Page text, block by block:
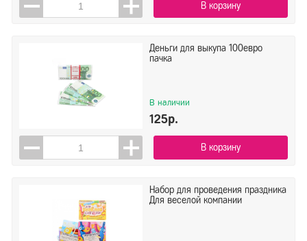
В корзину
Деньги для выкупа 100евро
пачка
В наличии
125р.
В корзину
Набор для проведения праздника
Для веселой компании